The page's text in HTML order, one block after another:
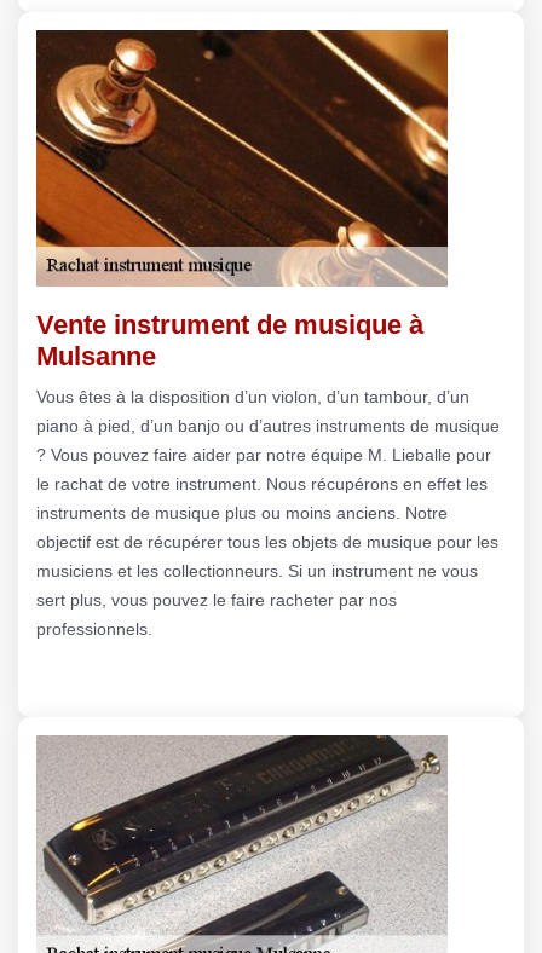
Vente instrument de musique à
Mulsanne
Vous êtes à la disposition d’un violon, d’un tambour, d’un
piano à pied, d’un banjo ou d’autres instruments de musique
? Vous pouvez faire aider par notre équipe M. Lieballe pour
le rachat de votre instrument. Nous récupérons en effet les
instruments de musique plus ou moins anciens. Notre
objectif est de récupérer tous les objets de musique pour les
musiciens et les collectionneurs. Si un instrument ne vous
sert plus, vous pouvez le faire racheter par nos
professionnels.